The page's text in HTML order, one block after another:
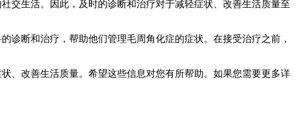
交生活。因此，及时的诊断和治疗对于减轻症状、改善生活质量至
诊断和治疗，帮助他们管理毛周角化症的症状。在接受治疗之前，
、改善生活质量。希望这些信息对您有所帮助。如果您需要更多详